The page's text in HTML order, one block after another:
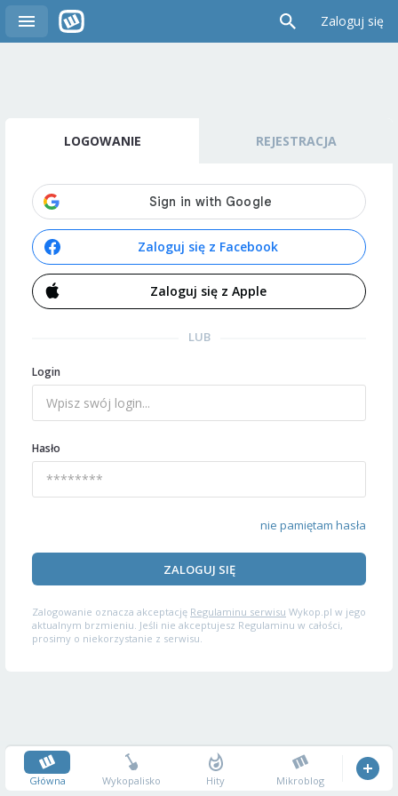
Zaloguj się
LOGOWANIE REJESTRACJA
Zaloguj się z Facebook
Zaloguj się z Apple
LUB
Login
Hasło
nie pamiętam hasła
ZALOGUJ SIĘ
Zalogowanie oznacza akceptację Regulaminu serwisu Wykop.pl w jego
aktualnym brzmieniu. Jeśli nie akceptujesz Regulaminu w całości,
prosimy o niekorzystanie z serwisu.
Główna Wykopalisko Hity Mikroblog